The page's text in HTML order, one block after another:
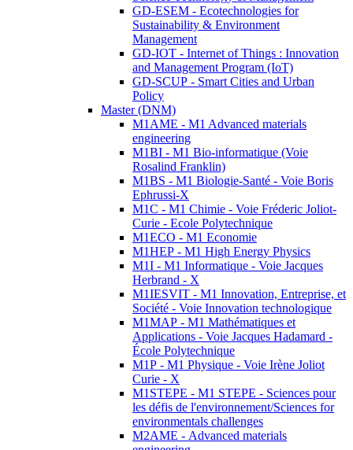
GD-ESEM - Ecotechnologies for
Sustainability & Environment
Management
GD-IOT - Internet of Things : Innovation
and Management Program (IoT)
GD-SCUP - Smart Cities and Urban
Policy
Master (DNM)
M1AME - M1 Advanced materials
engineering
M1BI - M1 Bio-informatique (Voie
Rosalind Franklin)
M1BS - M1 Biologie-Santé - Voie Boris
Ephrussi-X
M1C - M1 Chimie - Voie Fréderic Joliot-
Curie - Ecole Polytechnique
M1ECO - M1 Economie
M1HEP - M1 High Energy Physics
M1I - M1 Informatique - Voie Jacques
Herbrand - X
M1IESVIT - M1 Innovation, Entreprise, et
Société - Voie Innovation technologique
M1MAP - M1 Mathématiques et
Applications - Voie Jacques Hadamard -
École Polytechnique
M1P - M1 Physique - Voie Irène Joliot
Curie - X
M1STEPE - M1 STEPE - Sciences pour
les défis de l'environnement/Sciences for
environmentals challenges
M2AME - Advanced materials